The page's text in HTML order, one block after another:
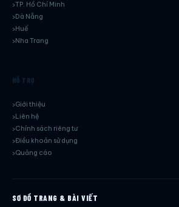
TP. Hồ Chí Minh
Dà Nẵng
Huế
Nha Trang
HỖ TRỢ
Giới thiệu
Liên hệ
Chính sách riêng tư
Điều khoản sử dụng
Quảng cáo
SƠ ĐỒ TRANG & BÀI VIẾT